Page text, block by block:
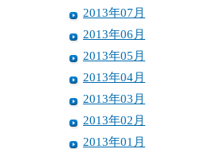
2013年07月
2013年06月
2013年05月
2013年04月
2013年03月
2013年02月
2013年01月